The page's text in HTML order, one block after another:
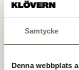
Samtycke
Denna webbplats
Två stilspår
Varsin tolkning av
Ljus:En varm och